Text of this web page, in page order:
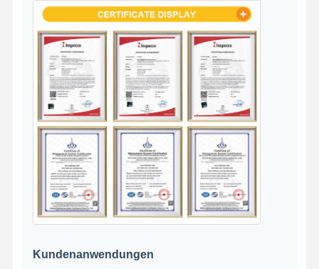
Kundenanwendungen